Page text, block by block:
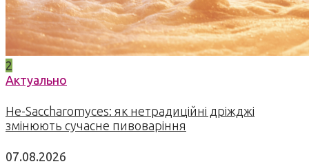
2
Актуально
Не-Saccharomyces: як нетрадиційні дріжджі
змінюють сучасне пивоваріння
07.08.2026